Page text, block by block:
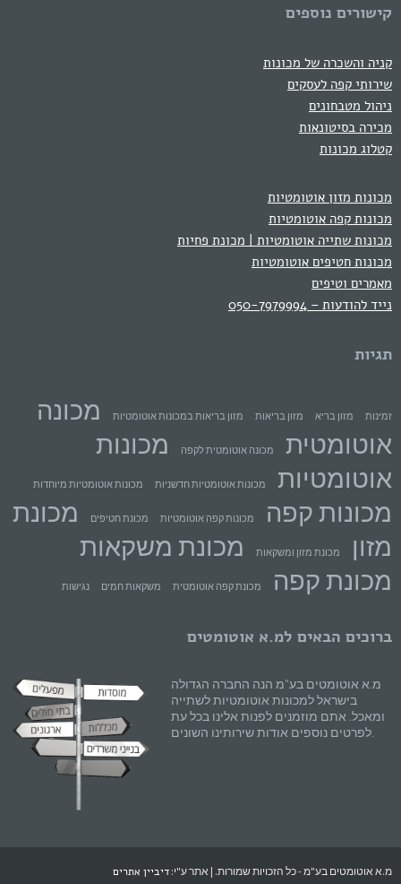
קישורים נוספים
קניה והשכרה של מכונות
שירותי קפה לעסקים
ניהול מטבחונים
מכירה בסיטונאות
קטלוג מכונות
מכונות מזון אוטומטיות
מכונות קפה אוטומטיות
מכונות שתייה אוטומטיות | מכונת פחיות
מכונות חטיפים אוטומטיות
מאמרים וטיפים
נייד להודעות – 050-7979994
תגיות
זמינות מזון בריא מזון בריאות מזון בריאות במכונות אוטומטיות
מכונה
אוטומטית
מכונה אוטומטית לקפה
מכונות
אוטומטיות
מכונות אוטומטיות חדשניות מכונות אוטומטיות מיוחדות
מכונות קפה מכונות קפה אוטומטיות מכונת חטיפים
מכונת
מזון
מכונת מזון ומשקאות
מכונת משקאות
מכונת קפה
מכונת קפה אוטומטית משקאות חמים נגישות
ברוכים הבאים למ.א אוטומטים
מ.א אוטומטים בע"מ הנה החברה הגדולה
בישראל למכונות אוטומטיות לשתייה
ומאכל. אתם מוזמנים לפנות אלינו בכל עת
לפרטים נוספים אודות שירותינו השונים.
מ.א אוטומטים בע"מ - כל הזכויות שמורות. | אתר ע"י: דיביין אתרים